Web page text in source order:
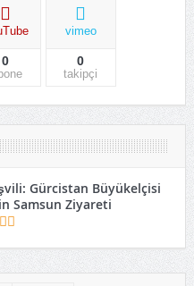
0
vimeo
0
takipçi
Gürcistan Büyükelçisi
Samsun Ziyareti